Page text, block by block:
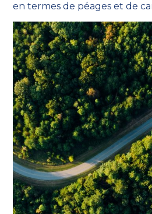
en termes de péages et de